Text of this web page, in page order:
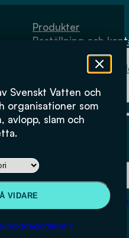
Svenskt Vatten och
organisationer som
avlopp, slam och
VIDARE
Produkter
Beställning och
Fysiskt lager
Beställning och kontakt
Om
Köpvillkor
Larsson